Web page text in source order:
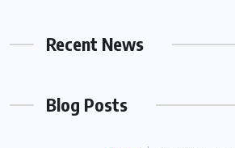
Recent News
Blog Posts